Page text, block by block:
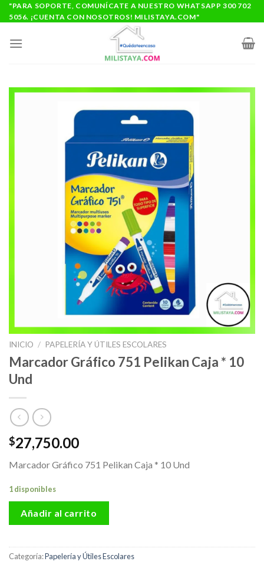
Saltar
al
"PARA SOPORTE, COMUNÍCATE A NUESTRO WHATSAPP 300 702
5056. ¡CUENTA CON NOSOTROS! MILISTAYA.COM"
INICIO / PAPELERÍA Y ÚTILES ESCOLARES
Marcador Gráfico 751 Pelikan Caja * 10
Und
$27,750.00
Marcador Gráfico 751 Pelikan Caja * 10 Und
1 disponibles
Añadir al carrito
Categoría:Papelería y Útiles Escolares